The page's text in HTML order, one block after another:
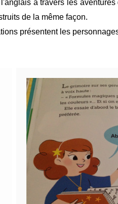
à travers les aventures
de la même façon.
présentent les